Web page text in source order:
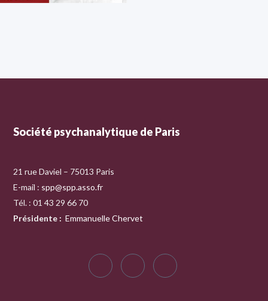
Société psychanalytique de Paris
21 rue Daviel – 75013 Paris
E-mail : spp@spp.asso.fr
Tél. : 01 43 29 66 70
Présidente : Emmanuelle Chervet